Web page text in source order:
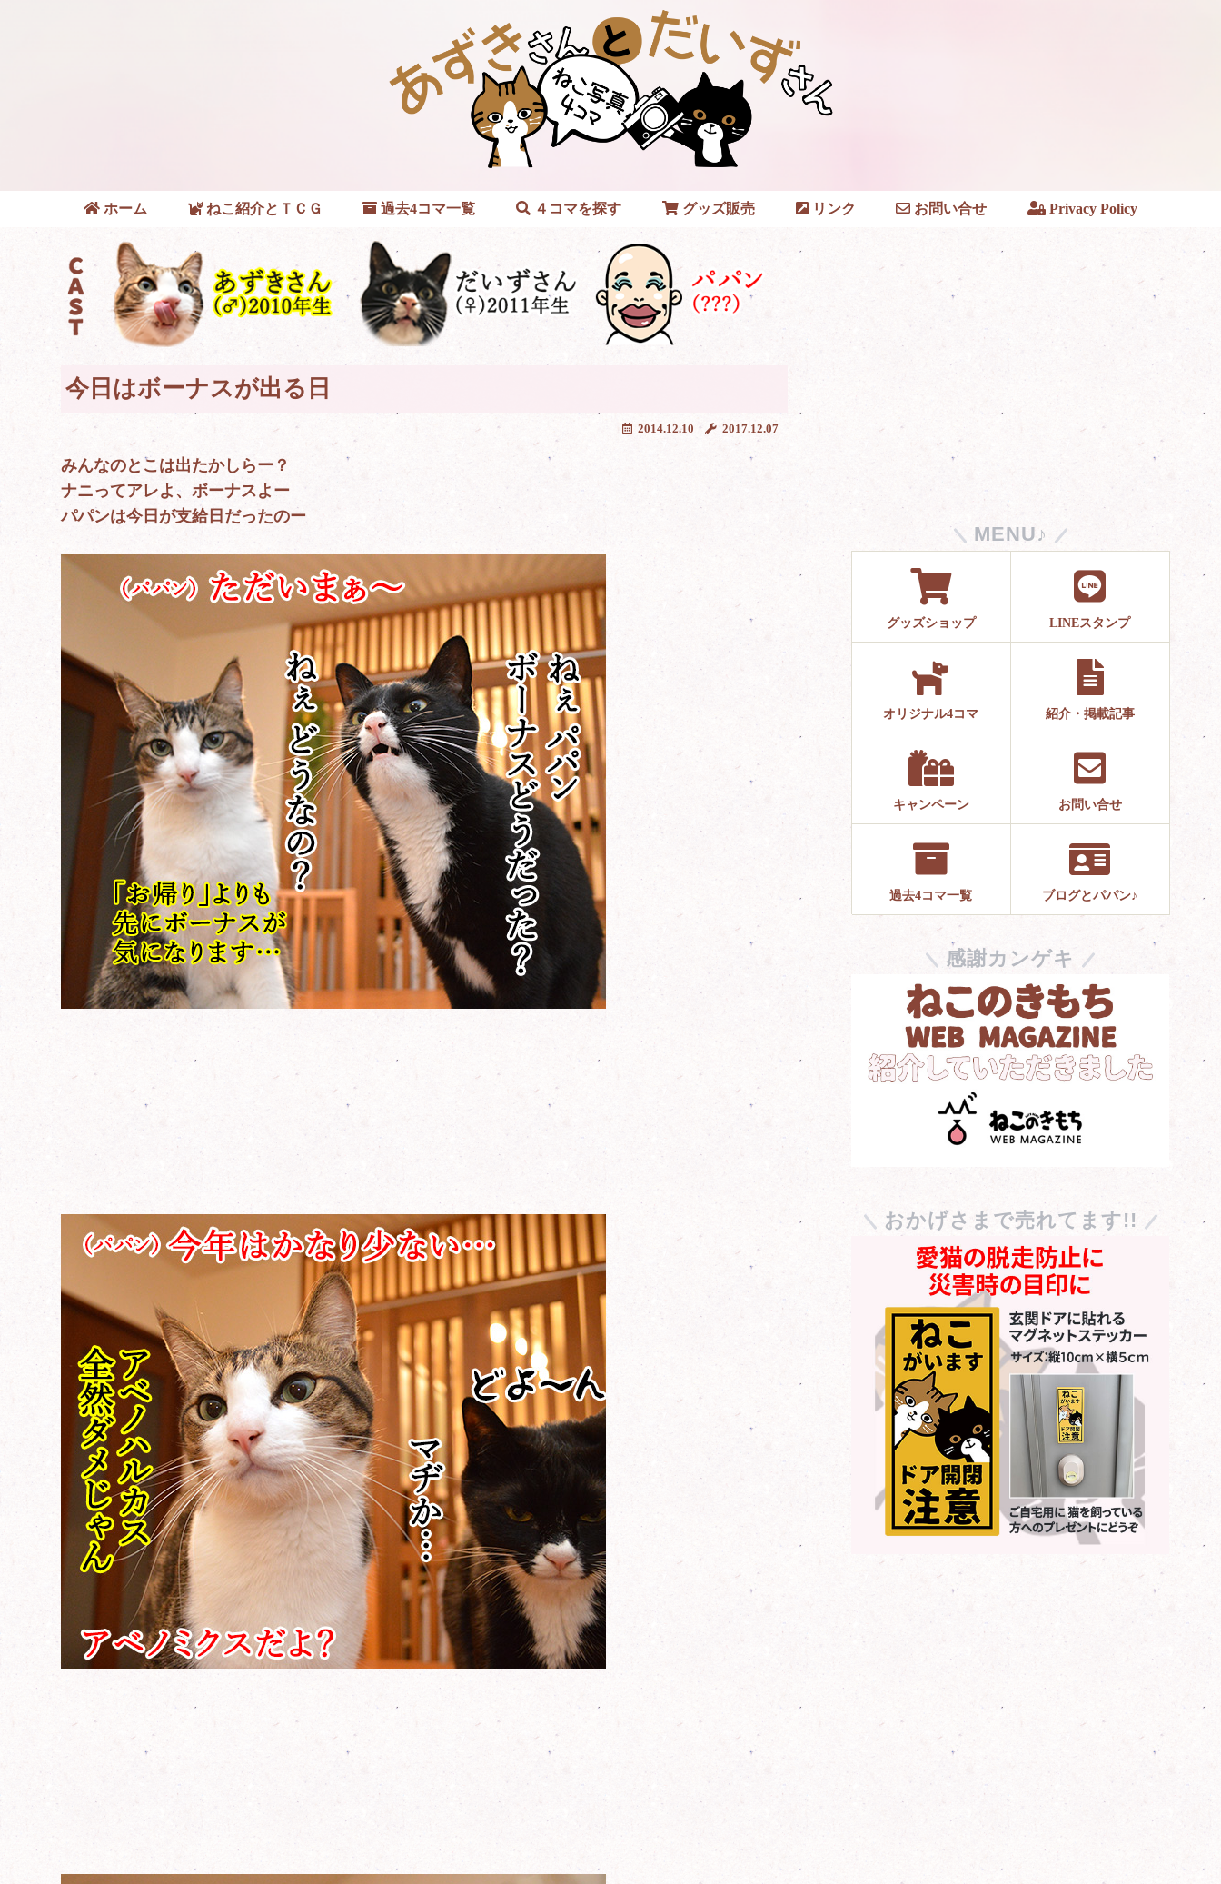
ホーム ねこ紹介とＴＣＧ 過去4コマ一覧 ４コマを探す グッズ販売 リンク お問い合せ Privacy Policy
今日はボーナスが出る日
2017.12.07
2014.12.10
みんなのとこは出たかしらー？
ナニってアレよ、ボーナスよー
パパンは今日が支給日だったのー
MENU♪
グッズショップ LINEスタンプ
オリジナル4コマ 紹介・掲載記事
キャンペーン お問い合せ
過去4コマ一覧 ブログとパパン♪
感謝カンゲキ
おかげさまで売れてます!!